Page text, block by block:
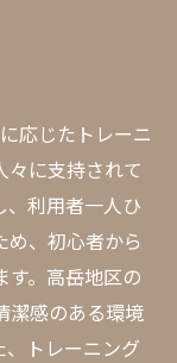
応じたトレーニ
々に支持されて
、利用者一人ひ
め、初心者から
す。高岳地区の
潔感のある環境
トレーニング